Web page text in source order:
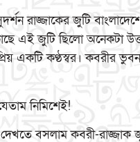
রাজ্জাকের জুটি
এই জুটি ছিলো অনেকটা
একটি কণ্ঠস্বর। কবরীর
নিমিশেই!
বসলাম কবরী-রাজ্জাক